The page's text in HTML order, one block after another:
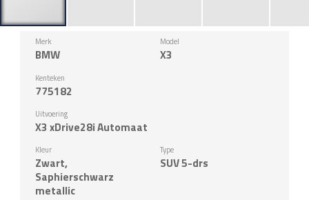
Merk
BMW
Model
X3
Kenteken
775182
Uitvoering
X3 xDrive28i Automaat
Kleur
Zwart,
Saphierschwarz
metallic
Type
SUV 5-drs